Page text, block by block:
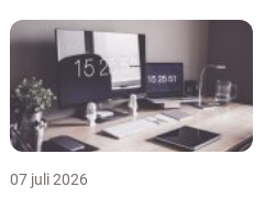
07 juli 2026